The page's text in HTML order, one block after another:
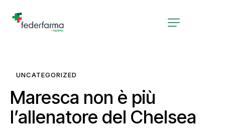
UNCATEGORIZED
Maresca non è più
l’allenatore del Chelsea